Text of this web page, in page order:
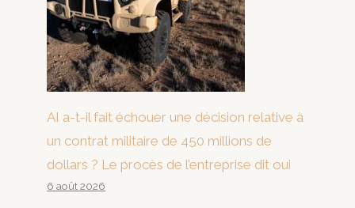
AI a-t-il fait échouer une décision relative à
un contrat militaire de 450 millions de
dollars ? Le procès de l’entreprise dit oui
6 août 2026